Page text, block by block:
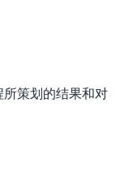
策划的结果和对